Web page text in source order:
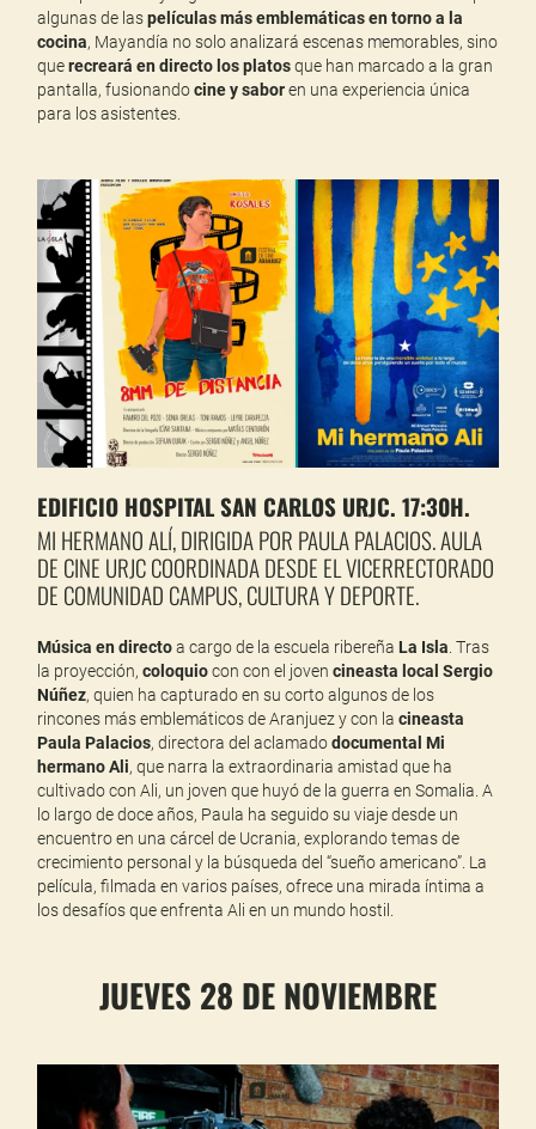
algunas de laspelículas más emblemáticas en torno a la
cocina, Mayandía no solo analizará escenas memorables, sino
querecreará en directo los platosque han marcado a la gran
pantalla, fusionandocine y saboren una experiencia única
para los asistentes.
EDIFICIO HOSPITAL SAN CARLOS URJC. 17:30H.
MI HERMANO ALÍ, DIRIGIDA POR PAULA PALACIOS. AULA
DE CINE URJC COORDINADA DESDE EL VICERRECTORADO
DE COMUNIDAD CAMPUS, CULTURA Y DEPORTE.
Música en directoa cargo de la escuela ribereñaLa Isla . Tras
la proyección,coloquiocon con el jovencineasta local Sergio
Núñez, quien ha capturado en su corto algunos de los
rincones más emblemáticos de Aranjuez y con lacineasta
Paula Palacios, directora del aclamadodocumental Mi
hermano Ali, que narra la extraordinaria amistad que ha
cultivado con Ali, un joven que huyó de la guerra en Somalia. A
lo largo de doce años, Paula ha seguido su viaje desde un
encuentro en una cárcel de Ucrania, explorando temas de
crecimiento personal y la búsqueda del “sueño americano”. La
película, filmada en varios países, ofrece una mirada íntima a
los desafíos que enfrenta Ali en un mundo hostil.
JUEVES 28 DE NOVIEMBRE